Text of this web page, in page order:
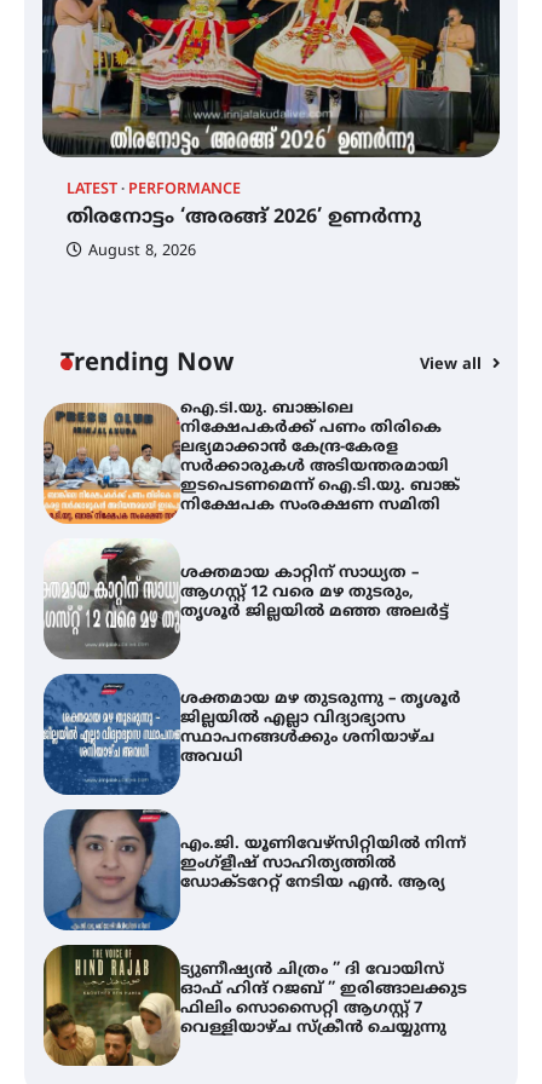
LATEST PERFORMANCE
തിരനോട്ടം ‘അരങ്ങ് 2026’ ഉണർന്നു
August 8, 2026
Trending Now View all
ട്യുണീഷ്യൻ ചിത്രം ” ദി വോയിസ്
ഓഫ് ഹിന്ദ് റജബ് ” ഇരിങ്ങാലക്കുട
ഫിലിം സൊസൈറ്റി ആഗസ്റ്റ് 7
വെള്ളിയാഴ്ച സ്‌ക്രീൻ ചെയ്യുന്നു
തിരനോട്ടം ‘അരങ്ങ് 2026’ ഉണർന്നു
ഇടപെടണമെന്ന് ഐ.ടി.യു. ബാങ്ക്
നിക്ഷേപക സംരക്ഷണ സമിതി
ശക്തമായ കാറ്റിന് സാധ്യത –
ആഗസ്റ്റ് 12 വരെ മഴ തുടരും,
തൃശൂർ ജില്ലയിൽ മഞ്ഞ അലർട്ട്
ശക്തമായ മഴ തുടരുന്നു – തൃശൂർ
ജില്ലയിൽ എല്ലാ വിദ്യാഭ്യാസ
സ്ഥാപനങ്ങൾക്കും ശനിയാഴ്ച
അവധി
എം.ജി. യൂണിവേഴ്‌സിറ്റിയിൽ നിന്ന്
ഇംഗ്ളീഷ് സാഹിത്യത്തിൽ
ഡോക്ടറേറ്റ് നേടിയ എൻ. ആര്യ
ട്യുണീഷ്യൻ ചിത്രം ” ദി വോയിസ്
ഓഫ് ഹിന്ദ് റജബ് ” ഇരിങ്ങാലക്കുട
ഫിലിം സൊസൈറ്റി ആഗസ്റ്റ് 7
വെള്ളിയാഴ്ച സ്‌ക്രീൻ ചെയ്യുന്നു
തിരനോട്ടം ‘അരങ്ങ് 2026’ ഉണർന്നു